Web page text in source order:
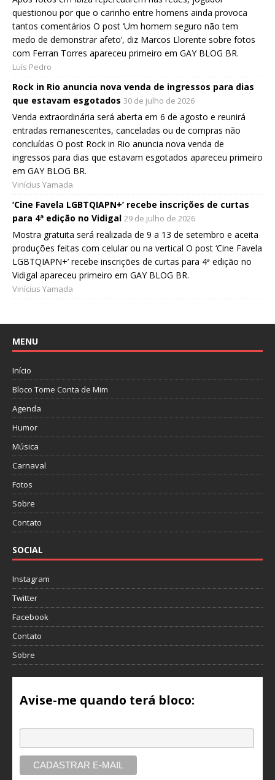
questionou por que o carinho entre homens ainda provoca
tantos comentários O post ‘Um homem seguro não tem
medo de demonstrar afeto’, diz Marcos Llorente sobre fotos
com Ferran Torres apareceu primeiro em GAY BLOG BR.
Luís Pedro
Rock in Rio anuncia nova venda de ingressos para dias
que estavam esgotados 30 de julho de 2026
Venda extraordinária será aberta em 6 de agosto e reunirá
entradas remanescentes, canceladas ou de compras não
concluídas O post Rock in Rio anuncia nova venda de
ingressos para dias que estavam esgotados apareceu primeiro
em GAY BLOG BR.
Vinícius Yamada
‘Cine Favela LGBTQIAPN+’ recebe inscrições de curtas
para 4ª edição no Vidigal 29 de julho de 2026
Mostra gratuita será realizada de 9 a 13 de setembro e aceita
produções feitas com celular ou na vertical O post ‘Cine Favela
LGBTQIAPN+’ recebe inscrições de curtas para 4ª edição no
Vidigal apareceu primeiro em GAY BLOG BR.
Vinícius Yamada
MENU
Início
Bloco Tome Conta de Mim
Agenda
Humor
Música
Carnaval
Fotos
Sobre
Contato
SOCIAL
Instagram
Twitter
Facebook
Contato
Sobre
Avise-me quando terá bloco: